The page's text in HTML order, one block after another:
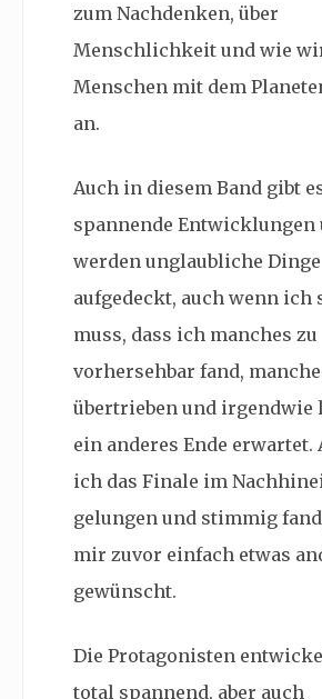
zum Nachdenken, über
Menschlichkeit und wie
Menschen mit dem
an.
Auch in diesem Band gibt
spannende Entwicklungen
werden unglaubliche Dinge
aufgedeckt, auch wenn ich
muss, dass ich manches zu
vorhersehbar fand,
übertrieben und irgendwie
ein anderes Ende erwartet.
ich das Finale im
gelungen und stimmig
mir zuvor einfach etwas
gewünscht.
Die Protagonisten
total spannend, aber auch